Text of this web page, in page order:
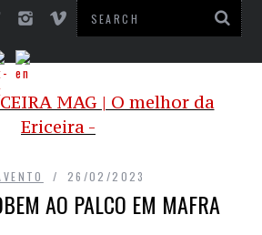
26/02/2023
AO PALCO EM MAFRA